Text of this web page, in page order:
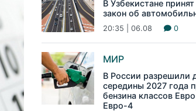
В Узбекистане
закон об
20:35 | 06.08 0
МИР
В России разрешили
середины 2027 года
бензина классов
Евро-4